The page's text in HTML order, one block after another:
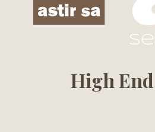
High